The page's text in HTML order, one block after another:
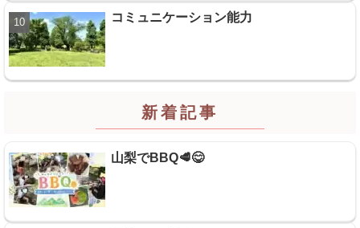
コミュニケーション能力
新着記事
山梨でBBQ🥩😋